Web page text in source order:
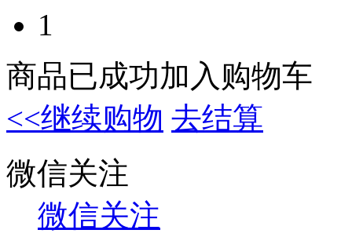
1
商品已成功加入购物车
<<继续购物 去结算
微信关注
微信关注